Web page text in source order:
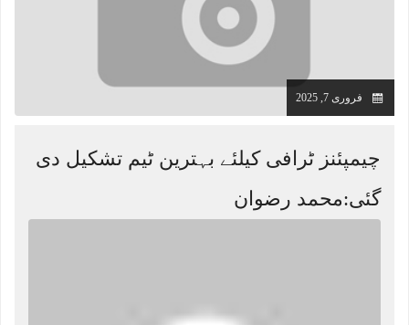
فروری 7, 2025
چیمپئنز ٹرافی کیلئے بہترین ٹیم تشکیل دی
گئی:محمد رضوان